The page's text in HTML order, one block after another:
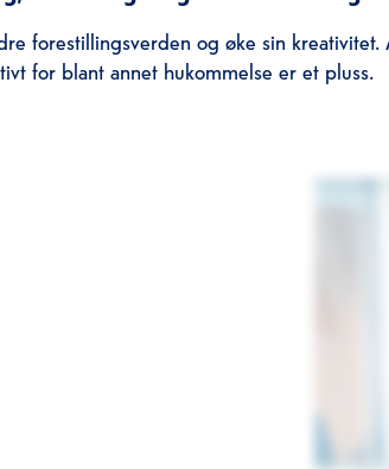
forestillingsverden og øke sin
for blant annet hukommelse er et pluss.